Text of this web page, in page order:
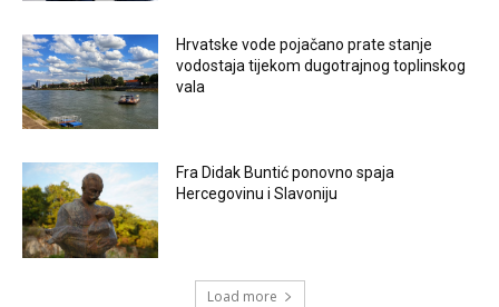
Hrvatske vode pojačano prate stanje
vodostaja tijekom dugotrajnog toplinskog
vala
Fra Didak Buntić ponovno spaja
Hercegovinu i Slavoniju
Load more